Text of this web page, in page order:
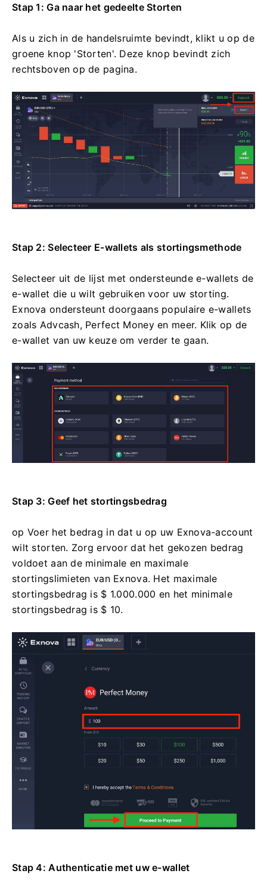
Stap 1: Ga naar het gedeelte Storten
Als u zich in de handelsruimte bevindt, klikt u op de
groene knop 'Storten'. Deze knop bevindt zich
rechtsboven op de pagina.
Stap 2: Selecteer E-wallets als stortingsmethode
Selecteer uit de lijst met ondersteunde e-wallets de
e-wallet die u wilt gebruiken voor uw storting.
Exnova ondersteunt doorgaans populaire e-wallets
zoals Advcash, Perfect Money en meer. Klik op de
e-wallet van uw keuze om verder te gaan.
Stap 3: Geef het stortingsbedrag
op Voer het bedrag in dat u op uw Exnova-account
wilt storten. Zorg ervoor dat het gekozen bedrag
voldoet aan de minimale en maximale
stortingslimieten van Exnova. Het maximale
stortingsbedrag is $ 1.000.000 en het minimale
stortingsbedrag is $ 10.
Stap 4: Authenticatie met uw e-wallet